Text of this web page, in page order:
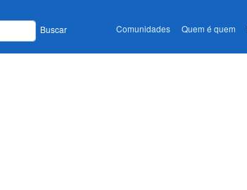
Buscar Comunidades Quem é quem